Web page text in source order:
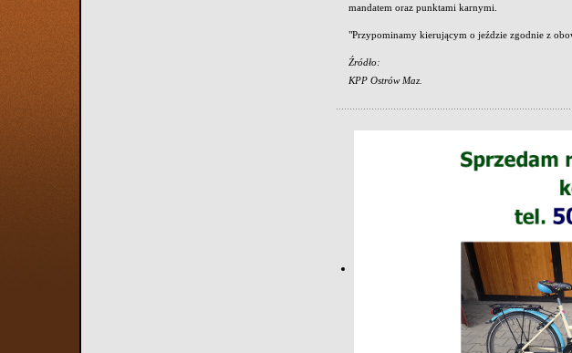
mandatem oraz punktami karnymi.
"Przypominamy kierującym o jeździe zgodnie z
Źródło:
KPP Ostrów Maz.